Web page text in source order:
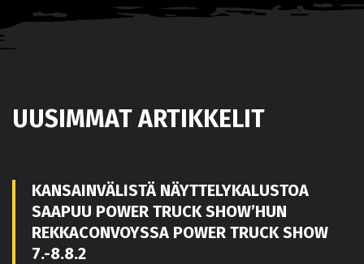
UUSIMMAT ARTIKKELIT
KANSAINVÄLISTÄ NÄYTTELYKALUSTOA
SAAPUU POWER TRUCK SHOW’HUN
REKKACONVOYSSA POWER TRUCK SHOW
7.-8.8.2